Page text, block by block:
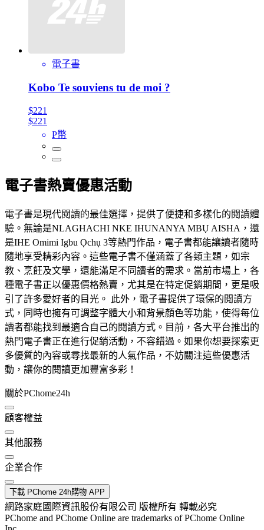
電子書
Kobo Te souviens tu de moi ?
$221
$221
P幣
電子書熱賣優惠活動
電子書是現代閱讀的最佳選擇，提供了便捷和多樣化的閱讀體
驗。無論是NLAGHACHI NKE IHUNANYA MBỤ AISHA，還
是IHE Omimi Igbu Ọchụ 3等熱門作品，電子書都能讓讀者隨時
隨地享受精彩內容。這些電子書不僅涵蓋了各類主題，如宗
教、烹飪及文學，還能滿足不同讀者的需求。當前市場上，各
種電子書正以優惠價格熱賣，尤其是在特定促銷期間，更是吸
引了許多愛好者的目光。 此外，電子書提供了環保的閱讀方
式，同時也擁有可調整字體大小和背景顏色等功能，使得每位
讀者都能找到最適合自己的閱讀方式。目前，各大平台推出的
熱門電子書正在進行促銷活動，不容錯過。如果你想要探索更
多優質的內容或尋找最新的人氣作品，不妨關注這些優惠活
動，讓你的閱讀更加豐富多彩！
關於PChome24h
顧客權益
其他服務
企業合作
下載 PChome 24h購物 APP
網路家庭國際資訊股份有限公司 版權所有 轉載必究
PChome and PChome Online are trademarks of PChome Online